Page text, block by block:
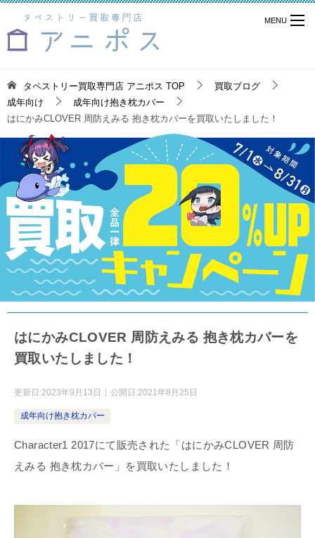
タペストリー買取専門店 アニポス TOP
買取ブログ
成年向け
成年向け抱き枕カバー
はにかみCLOVER 周防えみる 抱き枕カバーを買取いたしました！
はにかみCLOVER 周防えみる 抱き枕カバーを
買取いたしました！
更新日:2023年9月13日 公開日:2021年8月25日
成年向け抱き枕カバー
Character1 2017にて販売された「はにかみCLOVER 周防
えみる 抱き枕カバー」を買取いたしました！